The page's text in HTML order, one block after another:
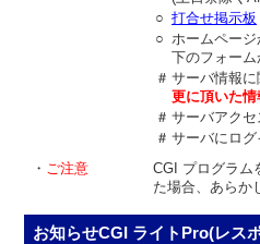
○ 打合せ掲示板
○ ホームペー
下のフォー
＃ サーバ情報
更に頂いた
＃ サーバアク
＃ サーバにロ
・ ご注意
CGI プログラム
た場合、あらか
お知らせCGI ライトPro(レス